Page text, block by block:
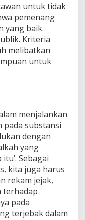
untuk tidak
pemenang
yang baik.
Kriteria
melibatkan
untuk
menjalankan
pada substansi
dengan
yang
Sebagai
kita juga harus
rekam jejak,
terhadap
pada
terjebak dalam